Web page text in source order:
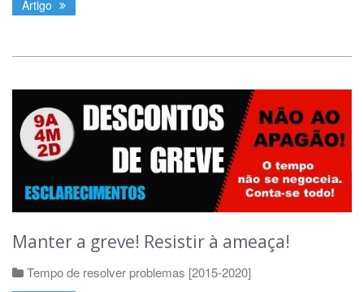
Artigo
Manter a greve! Resistir à ameaça!
Tempo de resolver problemas [2015-2020]